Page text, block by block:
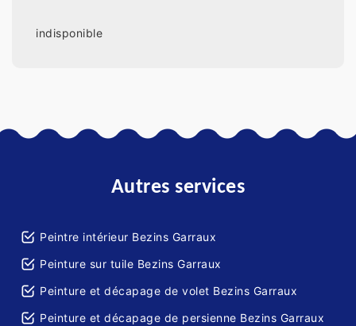
indisponible
Autres services
Peintre intérieur Bezins Garraux
Peinture sur tuile Bezins Garraux
Peinture et décapage de volet Bezins Garraux
Peinture et décapage de persienne Bezins Garraux